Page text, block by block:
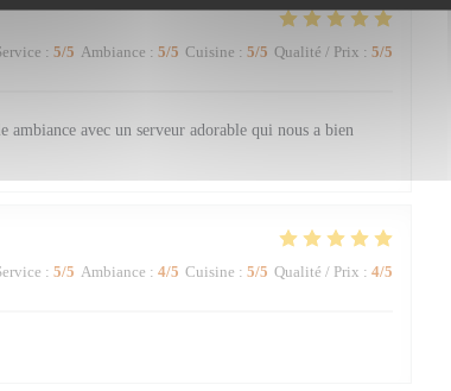
: 5/5 Ambiance : 5/5 Cuisine : 5/5 Qualité / Prix : 5/5
avec un serveur adorable qui nous a bien
: 5/5 Ambiance : 4/5 Cuisine : 5/5 Qualité / Prix : 4/5